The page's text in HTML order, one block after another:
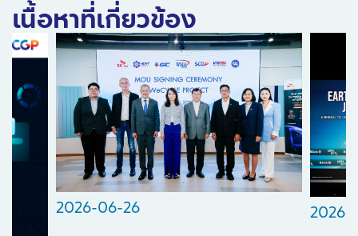
เนื้อหาที่เกี่ยวข้อง
2026-06-26 2026-